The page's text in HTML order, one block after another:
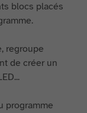
blocs placés
regroupe
de créer un
programme